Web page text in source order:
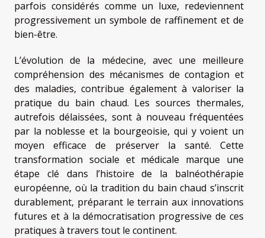
parfois considérés comme un luxe, redeviennent
progressivement un symbole de raffinement et de
bien-être.
L’évolution de la médecine, avec une meilleure
compréhension des mécanismes de contagion et
des maladies, contribue également à valoriser la
pratique du bain chaud. Les sources thermales,
autrefois délaissées, sont à nouveau fréquentées
par la noblesse et la bourgeoisie, qui y voient un
moyen efficace de préserver la santé. Cette
transformation sociale et médicale marque une
étape clé dans l’histoire de la balnéothérapie
européenne, où la tradition du bain chaud s’inscrit
durablement, préparant le terrain aux innovations
futures et à la démocratisation progressive de ces
pratiques à travers tout le continent.